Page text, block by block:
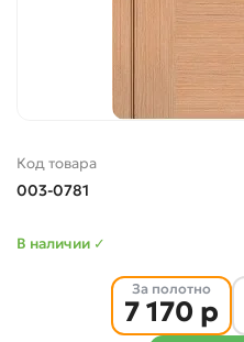
Код товара
003-0781
В наличии ✓
За полотно
7 170 р